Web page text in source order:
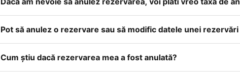
Pot să anulez o rezervare sau să modific datele unei
Cum ştiu dacă rezervarea mea a fost anulată?